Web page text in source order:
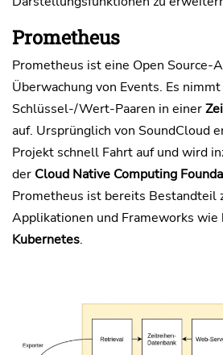
Prometheus
Prometheus ist eine Open Source-
Überwachung von Events. Es
Schlüssel-/Wert-Paaren in einer
auf. Ursprünglich von SoundCloud
Projekt schnell Fahrt auf und wird
der Cloud Native Computing
Prometheus ist bereits Bestandteil
Applikationen und Frameworks
Kubernetes.